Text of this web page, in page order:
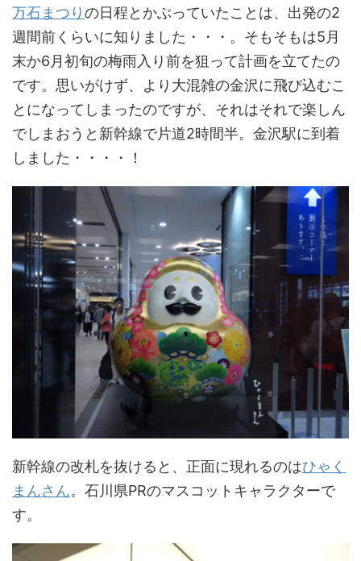
万石まつりの日程とかぶっていたことは、出発の2
週間前くらいに知りました・・・。そもそもは5月
末か6月初旬の梅雨入り前を狙って計画を立てたの
です。思いがけず、より大混雑の金沢に飛び込むこ
とになってしまったのですが、それはそれで楽しん
でしまおうと新幹線で片道2時間半。金沢駅に到着
しました・・・・！
新幹線の改札を抜けると、正面に現れるのはひゃく
まんさん。石川県PRのマスコットキャラクターで
す。